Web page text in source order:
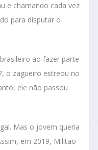
e chamando cada vez
para disputar o
ao fazer parte
o zagueiro estreou no
ele não passou
Mas o jovem queria
em 2019, Militão